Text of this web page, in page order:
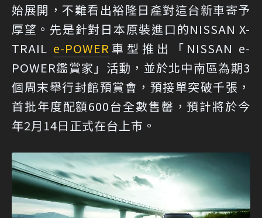
始展開，不難看出裕隆日產對這台新車寄予
厚望。先是針對日本原裝進口的NISSAN X-
TRAIL e-POWER 車型推出「NISSAN e-
POWER鑑賞家」活動，並於北中南區為期3
個周末舉行封館預賞會，預接單突破千張，
首批年度配額600台全數售罄，預計將於今
年2月14日正式在台上市。